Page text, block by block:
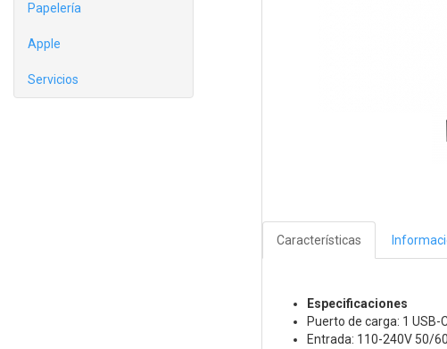
Papelería
Apple
Servicios
Características
Especificaciones
Puerto de carga: 1 USB-
Entrada: 110-240V 50/